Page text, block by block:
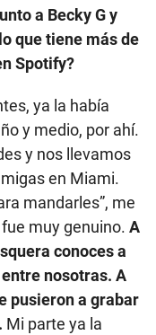
a Becky G y
que tiene más de
Spotify?
ya la había
y medio, por ahí.
y nos llevamos
en Miami.
mandarles”, me
muy genuino. A
conoces a
nosotras. A
pusieron a grabar
Mi parte ya la